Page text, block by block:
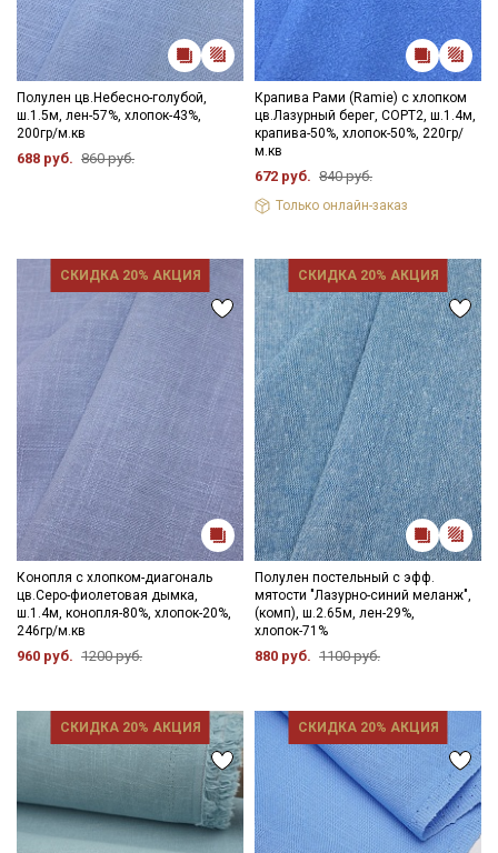
Полулен цв.Небесно-голубой,
ш.1.5м, лен-57%, хлопок-43%,
200гр/м.кв
688 руб. 860 руб.
Крапива Рами (Ramie) с хлопком
цв.Лазурный берег, СОРТ2, ш.1.4м,
крапива-50%, хлопок-50%, 220гр/
м.кв
672 руб. 840 руб.
Только онлайн-заказ
СКИДКА 20% АКЦИЯ
Конопля с хлопком-диагональ
цв.Серо-фиолетовая дымка,
ш.1.4м, конопля-80%, хлопок-20%,
246гр/м.кв
960 руб. 1200 руб.
СКИДКА 20% АКЦИЯ
Полулен постельный с эфф.
мятости "Лазурно-синий меланж",
(комп), ш.2.65м, лен-29%,
хлопок-71%
880 руб. 1100 руб.
СКИДКА 20% АКЦИЯ СКИДКА 20% АКЦИЯ